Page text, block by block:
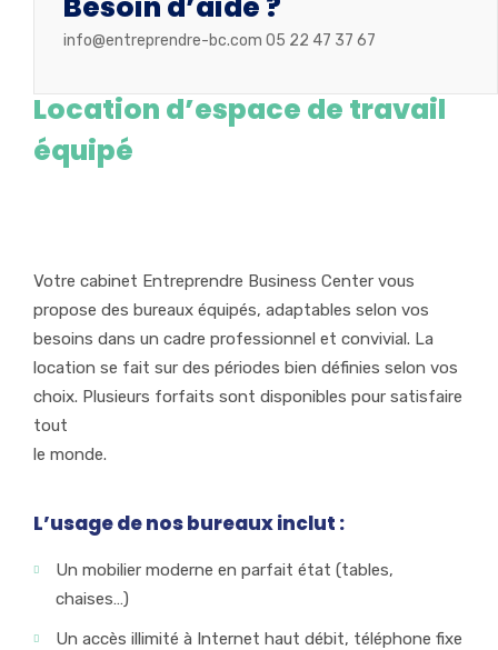
info@entreprendre-bc.com 05 22 47 37 67
Location d’espace de travail
équipé
Votre cabinet Entreprendre Business Center vous
propose des bureaux équipés, adaptables selon vos
besoins dans un cadre professionnel et convivial. La
location se fait sur des périodes bien définies selon vos
choix. Plusieurs forfaits sont disponibles pour satisfaire
tout
le monde.
L’usage de nos bureaux inclut :
Un mobilier moderne en parfait état (tables,
chaises…)
Un accès illimité à Internet haut débit, téléphone fixe